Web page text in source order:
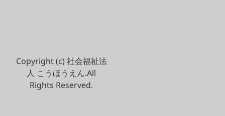
Copyright (c) 社会福祉法
人 こうほうえん.All
Rights Reserved.